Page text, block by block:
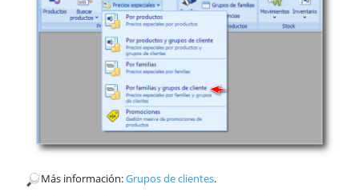
​Más información:Grupos de clientes.